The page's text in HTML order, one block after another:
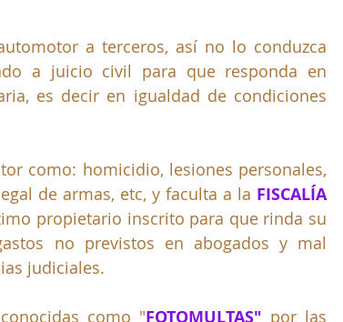
a terceros, así no lo conduzca
a juicio civil para que responda en
es decir en igualdad de condiciones
como: homicidio, lesiones personales,
de armas, etc, y faculta a la FISCALÍA
propietario inscrito para que rinda su
no previstos en abogados y mal
judiciales.
como "FOTOMULTAS" por las